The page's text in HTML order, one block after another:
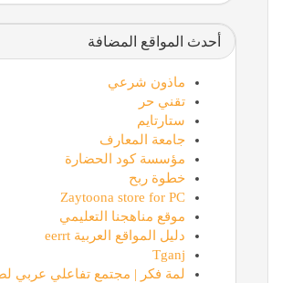
أحدث المواقع المضافة
ماذون شرعي
تقني حر
ستارتايم
جامعة المعارف
مؤسسة كود الحضارة
خطوة ربح
Zaytoona store for PC
موقع مناهجنا التعليمي
دليل المواقع العربية eerrt
Tganj
لمة فكر | مجتمع تفاعلي عربي